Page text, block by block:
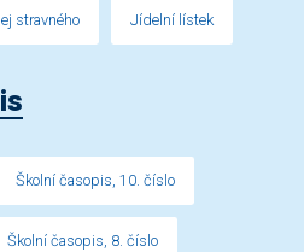
stravného Jídelní lístek
Školní časopis, 10. číslo
Školní časopis, 8. číslo